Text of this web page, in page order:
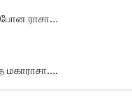
ராசா…
மகாராசா….